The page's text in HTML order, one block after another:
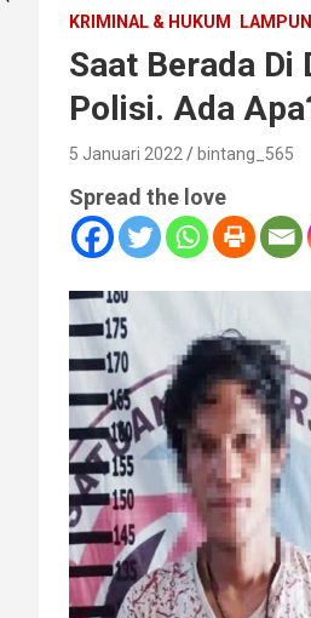
KRIMINAL & HUKUM
Saat Berada Di
Polisi. Ada
5 Januari 2022 bintang_565
Spread the love